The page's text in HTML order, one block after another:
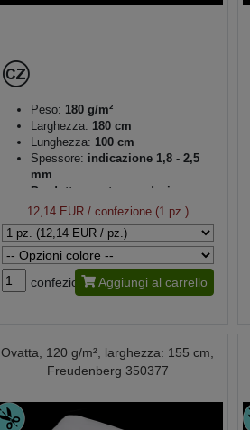
Peso: 180 g/m²
Larghezza: 180 cm
Lunghezza: 100 cm
Spessore: indicazione 1,8 - 2,5
mm
Prodotto non termoadesivo
12,14 EUR/ confezione (1 pz.)
confezione Aggiungi al carrello
Ovatta, 120 g/m², larghezza: 155 cm,
Freudenberg 350377